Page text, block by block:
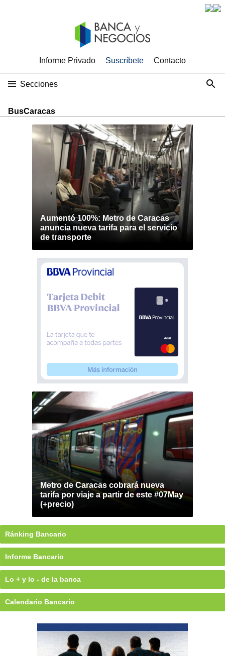
Informe Privado Suscríbete Contacto
Secciones
BusCaracas
Aumentó 100%: Metro de Caracas
anuncia nueva tarifa para el servicio
de transporte
Metro de Caracas cobrará nueva
tarifa por viaje a partir de este #07May
(+precio)
Ránking Bancario
Informe Bancario
Lo + y lo - de la banca
Calendario Bancario